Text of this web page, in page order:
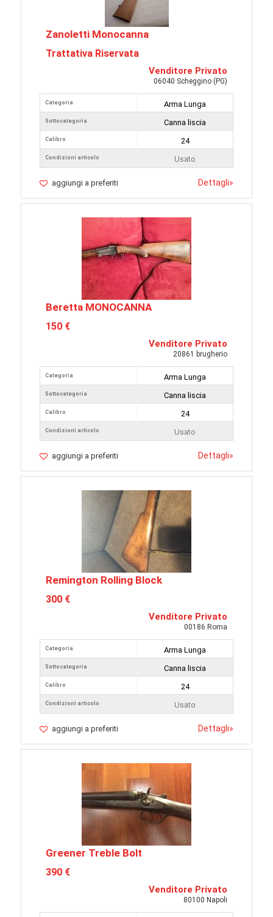
Zanoletti Monocanna
Trattativa Riservata
Venditore Privato
06040 Scheggino (PG)
Categoria
Sottocategoria
Calibro
Condizioni articolo
Arma Lunga
Canna liscia
24
Usato
aggiungi a preferiti Dettagli»
Beretta MONOCANNA
150 €
Venditore Privato
20861 brugherio
Categoria
Sottocategoria
Calibro
Condizioni articolo
Arma Lunga
Canna liscia
24
Usato
aggiungi a preferiti Dettagli»
Remington Rolling Block
300 €
Venditore Privato
00186 Roma
Categoria
Sottocategoria
Calibro
Condizioni articolo
Arma Lunga
Canna liscia
24
Usato
aggiungi a preferiti Dettagli»
Greener Treble Bolt
390 €
Venditore Privato
80100 Napoli